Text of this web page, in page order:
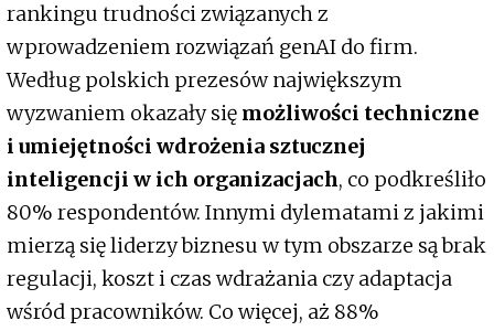
rankingu trudności związanych z
wprowadzeniem rozwiązań genAI do firm.
Według polskich prezesów największym
wyzwaniem okazały się możliwości techniczne
i umiejętności wdrożenia sztucznej
inteligencji w ich organizacjach, co podkreśliło
80% respondentów. Innymi dylematami z jakimi
mierzą się liderzy biznesu w tym obszarze są brak
regulacji, koszt i czas wdrażania czy adaptacja
wśród pracowników. Co więcej, aż 88%